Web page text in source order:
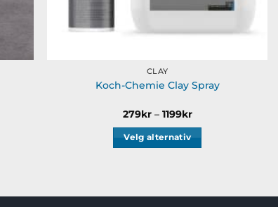
CLAY
Koch-Chemie Clay Spray
279kr – 1199krPrisområde:
Velg alternativ